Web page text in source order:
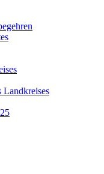
Landkreises